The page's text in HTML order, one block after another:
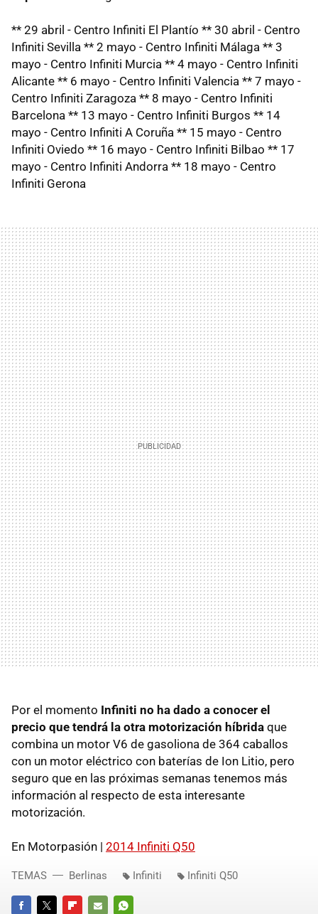
** 29 abril - Centro Infiniti El Plantío ** 30 abril - Centro
Infiniti Sevilla ** 2 mayo - Centro Infiniti Málaga ** 3
mayo - Centro Infiniti Murcia ** 4 mayo - Centro Infiniti
Alicante ** 6 mayo - Centro Infiniti Valencia ** 7 mayo -
Centro Infiniti Zaragoza ** 8 mayo - Centro Infiniti
Barcelona ** 13 mayo - Centro Infiniti Burgos ** 14
mayo - Centro Infiniti A Coruña ** 15 mayo - Centro
Infiniti Oviedo ** 16 mayo - Centro Infiniti Bilbao ** 17
mayo - Centro Infiniti Andorra ** 18 mayo - Centro
Infiniti Gerona
Por el momento Infiniti no ha dado a conocer el
precio que tendrá la otra motorización híbrida que
combina un motor V6 de gasoliona de 364 caballos
con un motor eléctrico con baterías de Ion Litio, pero
seguro que en las próximas semanas tenemos más
información al respecto de esta interesante
motorización.
En Motorpasión | 2014 Infiniti Q50
TEMAS Berlinas Infiniti Infiniti Q50